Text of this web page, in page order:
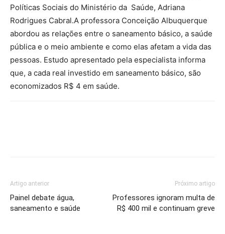
Políticas Sociais do Ministério da Saúde, Adriana
Rodrigues Cabral.A professora Conceição Albuquerque
abordou as relações entre o saneamento básico, a saúde
pública e o meio ambiente e como elas afetam a vida das
pessoas. Estudo apresentado pela especialista informa
que, a cada real investido em saneamento básico, são
economizados R$ 4 em saúde.
Artigo anterior
Painel debate água,
saneamento e saúde
Próximo artigo
Professores ignoram multa de
R$ 400 mil e continuam greve